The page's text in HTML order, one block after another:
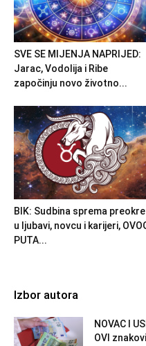
SVE SE MIJENJA NAPRIJED:
Jarac, Vodolija i Ribe
započinju novo životno...
BIK: Sudbina sprema
u ljubavi, novcu i karijeri,
PUTA...
Izbor autora
NOVAC I
OVI